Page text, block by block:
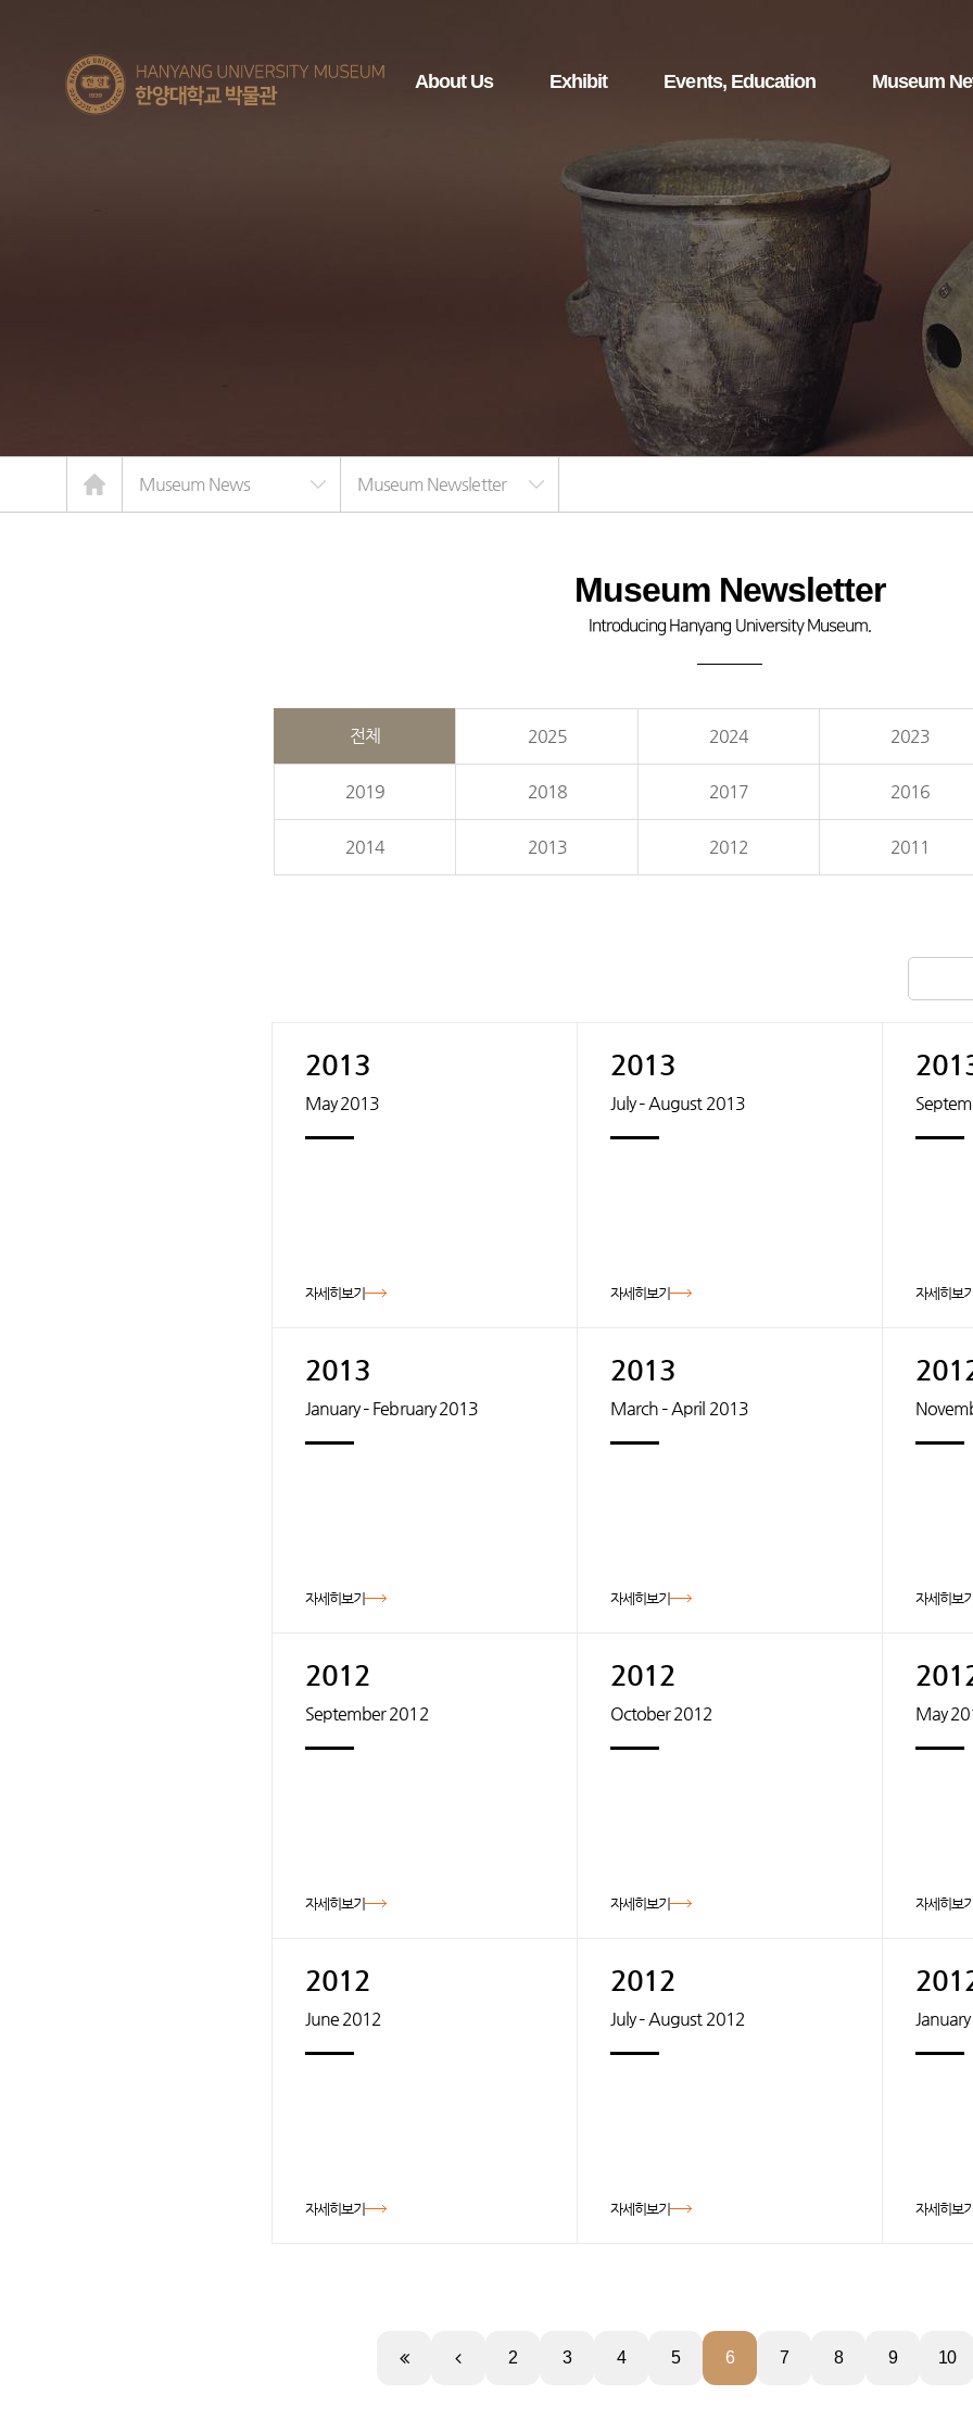
한양대학교
박물관
About Us Exhibit Events, Education Museum
Home
Museum News Museum Newsletter
Museum Newsletter
Introducing Hanyang University Museum.
전체 2025 2024 2023
2019 2018 2017 2016
2014 2013 2012 2011
2013
May 2013
자세히보기
2013
July – August 2013
자세히보기 자세히보
2013
January – February 2013
자세히보기
2013
March – April 2013
자세히보기 자세히보
2012
September 2012
자세히보기
2012
October 2012
자세히보기
May
자세히보
2012
June 2012
자세히보기
2012
July – August 2012
자세히보기 자세히보
2 3 4 5 6 7 8 9 10